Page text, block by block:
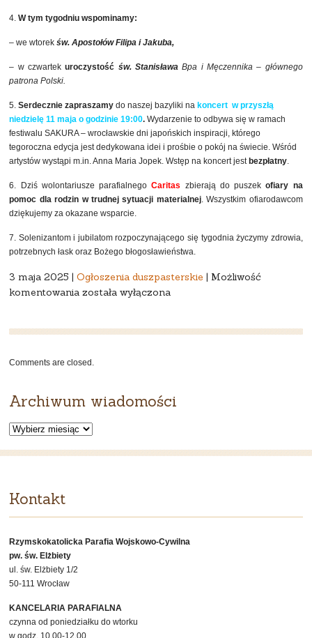
4.W tym tygodniu wspominamy:
– we wtorekśw. Apostołów Filipa i Jakuba,
– w czwartekuroczystość św. StanisławaBpa i Męczennika – głównego
patrona Polski.
5.Serdecznie zapraszamy do naszej bazyliki na koncert w przyszłą
niedzielę 11 maja o godzinie 19:00. Wydarzenie to odbywa się w ramach
festiwalu SAKURA – wrocławskie dni japońskich inspiracji, którego
tegoroczna edycja jest dedykowana idei i prośbie o pokój na świecie. Wśród
artystów wystąpi m.in. Anna Maria Jopek. Wstęp na koncert jestbezpłatny.
6. Dziś wolontariusze parafialnegoCaritas zbierają do puszekofiary na
pomoc dla rodzin w trudnej sytuacji materialnej. Wszystkim ofiarodawcom
dziękujemy za okazane wsparcie.
7. Solenizantom i jubilatom rozpoczynającego się tygodnia życzymy zdrowia,
potrzebnych łask oraz Bożego błogosławieństwa.
3 maja 2025 |Ogłoszenia duszpasterskie | Możliwość
komentowaniaIII
Niedziela
–
maja
została wyłączona
Comments are closed.
Archiwum wiadomości
Archiwum
wiadomości
Kontakt
Rzymskokatolicka Parafia Wojskowo-Cywilna
pw. św. Elżbiety
ul. św. Elżbiety 1/2
50-111 Wrocław
KANCELARIA PARAFIALNA
czynna od poniedziałku do wtorku